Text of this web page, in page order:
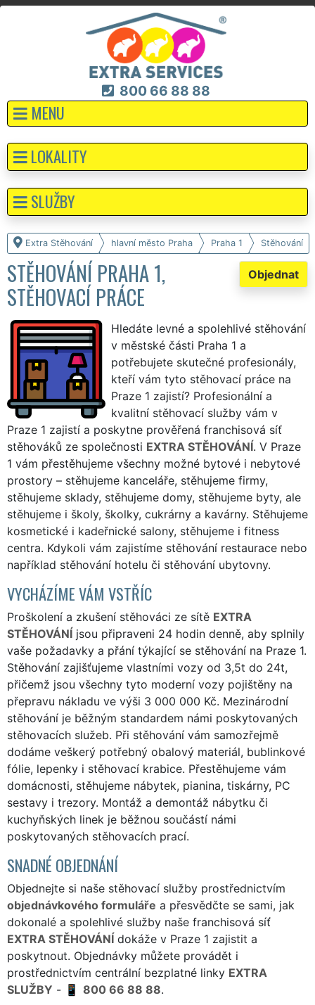
800 66 88 88
MENU
Extra Stěhování hlavní město Praha Praha 1 Stěhování
Objednat
STĚHOVÁNÍ PRAHA 1,
STĚHOVACÍ PRÁCE
Hledáte levné a spolehlivé stěhování
v městské části Praha 1 a
potřebujete skutečné profesionály,
kteří vám tyto stěhovací práce na
Praze 1 zajistí? Profesionální a
kvalitní stěhovací služby vám v
Praze 1 zajistí a poskytne prověřená franchisová síť
stěhováků ze společnosti EXTRA STĚHOVÁNÍ. V Praze
1 vám přestěhujeme všechny možné bytové i nebytové
prostory – stěhujeme kanceláře, stěhujeme firmy,
stěhujeme sklady, stěhujeme domy, stěhujeme byty, ale
stěhujeme i školy, školky, cukrárny a kavárny. Stěhujeme
kosmetické i kadeřnické salony, stěhujeme i fitness
centra. Kdykoli vám zajistíme stěhování restaurace nebo
například stěhování hotelu či stěhování ubytovny.
VYCHÁZÍME VÁM VSTŘÍC
Proškolení a zkušení stěhováci ze sítě EXTRA
STĚHOVÁNÍ jsou připraveni 24 hodin denně, aby splnily
vaše požadavky a přání týkající se stěhování na Praze 1.
Stěhování zajišťujeme vlastními vozy od 3,5t do 24t,
přičemž jsou všechny tyto moderní vozy pojištěny na
přepravu nákladu ve výši 3 000 000 Kč. Mezinárodní
stěhování je běžným standardem námi poskytovaných
stěhovacích služeb. Při stěhování vám samozřejmě
dodáme veškerý potřebný obalový materiál, bublinkové
fólie, lepenky i stěhovací krabice. Přestěhujeme vám
domácnosti, stěhujeme nábytek, pianina, tiskárny, PC
sestavy i trezory. Montáž a demontáž nábytku či
kuchyňských linek je běžnou součástí námi
poskytovaných stěhovacích prací.
SNADNÉ OBJEDNÁNÍ
Objednejte si naše stěhovací služby prostřednictvím
objednávkového formuláře a přesvědčte se sami, jak
dokonalé a spolehlivé služby naše franchisová síť
EXTRA STĚHOVÁNÍ dokáže v Praze 1 zajistit a
poskytnout. Objednávky můžete provádět i
prostřednictvím centrální bezplatné linky EXTRA
SLUŽBY - 800 66 88 88.
LOKALITY
SLUŽBY